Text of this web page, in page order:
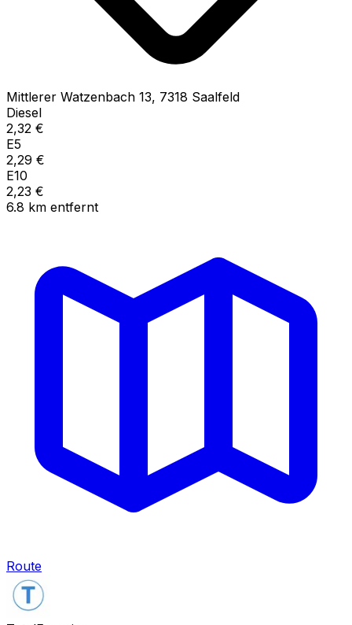
Mittlerer Watzenbach 13, 7318 Saalfeld
Diesel
2,32 €
E5
2,29 €
E10
2,23 €
6.8 km entfernt
Route